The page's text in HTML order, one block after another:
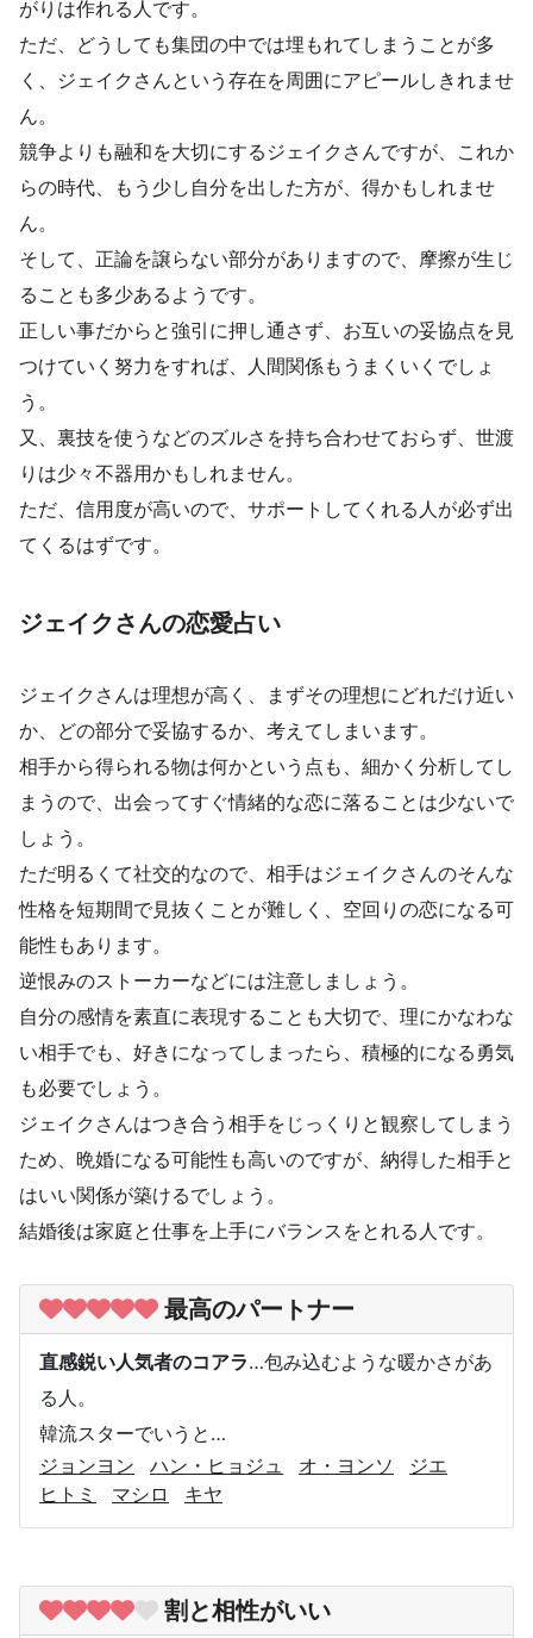
がりは作れる人です。
ただ、どうしても集団の中では埋もれてしまうことが多
く、ジェイクさんという存在を周囲にアピールしきれませ
ん。
競争よりも融和を大切にするジェイクさんですが、これか
らの時代、もう少し自分を出した方が、得かもしれませ
ん。
そして、正論を譲らない部分がありますので、摩擦が生じ
ることも多少あるようです。
正しい事だからと強引に押し通さず、お互いの妥協点を見
つけていく努力をすれば、人間関係もうまくいくでしょ
う。
又、裏技を使うなどのズルさを持ち合わせておらず、世渡
りは少々不器用かもしれません。
ただ、信用度が高いので、サポートしてくれる人が必ず出
てくるはずです。
ジェイクさんの恋愛占い
ジェイクさんは理想が高く、まずその理想にどれだけ近い
か、どの部分で妥協するか、考えてしまいます。
相手から得られる物は何かという点も、細かく分析してし
まうので、出会ってすぐ情緒的な恋に落ることは少ないで
しょう。
ただ明るくて社交的なので、相手はジェイクさんのそんな
性格を短期間で見抜くことが難しく、空回りの恋になる可
能性もあります。
逆恨みのストーカーなどには注意しましょう。
自分の感情を素直に表現することも大切で、理にかなわな
い相手でも、好きになってしまったら、積極的になる勇気
も必要でしょう。
ジェイクさんはつき合う相手をじっくりと観察してしまう
ため、晩婚になる可能性も高いのですが、納得した相手と
はいい関係が築けるでしょう。
結婚後は家庭と仕事を上手にバランスをとれる人です。
最高のパートナー
直感鋭い人気者のコアラ…包み込むような暖かさがあ
る人。
韓流スターでいうと…
ジョンヨン
ハン・ヒョジュ オ・ヨンソ
ジエ
ヒトミ
マシロ キヤ
割と相性がいい